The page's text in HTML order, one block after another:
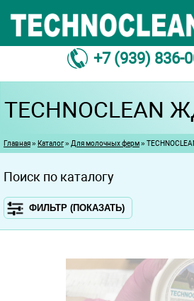
+7 (939) 836-
СЕРТИФИКАТЫ
О НАС
ПРОИЗВОДСТВО
ДИЛЛЕР
TECHNOCLEAN
Вы здесь
Главная» Каталог» Для молочных ферм»
Поиск по каталогу
ФИЛЬТР (ПОКАЗАТЬ)
ИСПОЛЬЗОВАНИЕ